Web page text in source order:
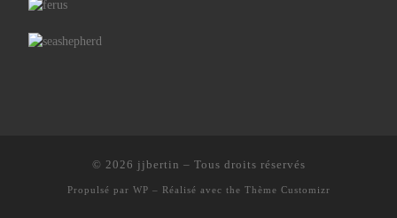
© 2026 jjbertin – Tous droits réservés
Propulsé par WP – Réalisé avec the Thème Customizr